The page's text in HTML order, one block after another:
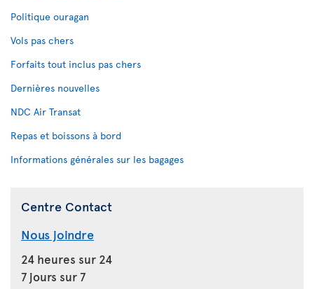
Politique ouragan
Vols pas chers
Forfaits tout inclus pas chers
Dernières nouvelles
NDC Air Transat
Repas et boissons à bord
Informations générales sur les bagages
Centre Contact
Nous joindre
24 heures sur 24
7 jours sur 7